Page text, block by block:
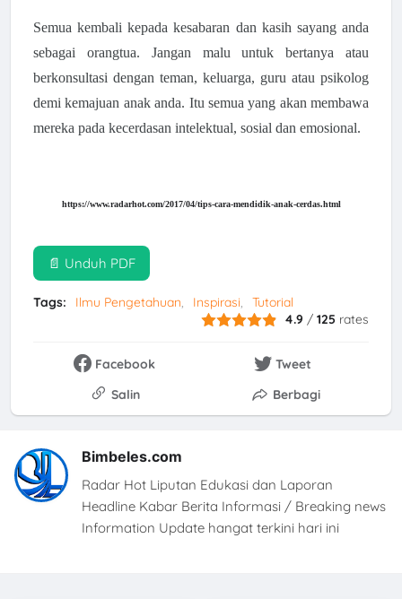
Semua kembali kepada kesabaran dan kasih sayang anda
sebagai orangtua. Jangan malu untuk bertanya atau
berkonsultasi dengan teman, keluarga, guru atau psikolog
demi kemajuan anak anda. Itu semua yang akan membawa
mereka pada kecerdasan intelektual, sosial dan emosional.
https://www.radarhot.com/2017/04/tips-cara-mendidik-anak-cerdas.html
📄 Unduh PDF
Tags: Ilmu Pengetahuan Inspirasi
Tutorial
4.9 /125 rates
Facebook
Tweet
Salin
Berbagi
Bimbeles.com
Radar Hot Liputan Edukasi dan Laporan
Headline Kabar Berita Informasi / Breaking news
Information Update hangat terkini hari ini